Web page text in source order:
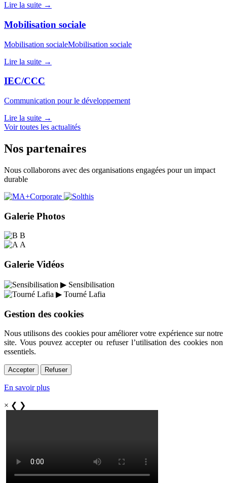
Lire la suite →
Mobilisation sociale
Mobilisation socialeMobilisation sociale
Lire la suite →
IEC/CCC
Communication pour le développement
Lire la suite →
Voir toutes les actualités
Nos partenaires
Nous collaborons avec des organisations engagées pour un impact
durable
Galerie Photos
B
A
Galerie Vidéos
▶ Sensibilisation
▶ Tourné Lafia
Gestion des cookies
Nous utilisons des cookies pour améliorer votre expérience sur notre
site. Vous pouvez accepter ou refuser l’utilisation des cookies non
essentiels.
Accepter Refuser
En savoir plus
× ❮ ❯